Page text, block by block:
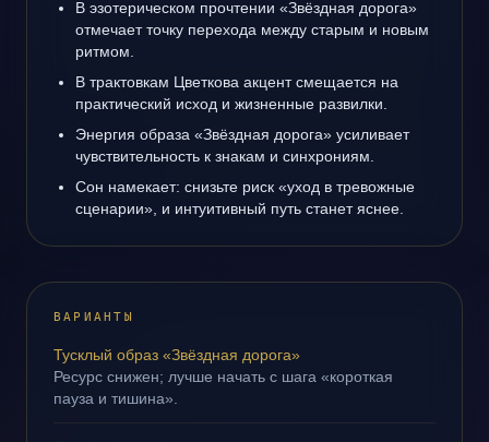
В эзотерическом прочтении «Звёздная дорога»
отмечает точку перехода между старым и новым
ритмом.
В трактовкам Цветкова акцент смещается на
практический исход и жизненные развилки.
Энергия образа «Звёздная дорога» усиливает
чувствительность к знакам и синхрониям.
Сон намекает: снизьте риск «уход в тревожные
сценарии», и интуитивный путь станет яснее.
ВАРИАНТЫ
Тусклый образ «Звёздная дорога»
Ресурс снижен; лучше начать с шага «короткая
пауза и тишина».